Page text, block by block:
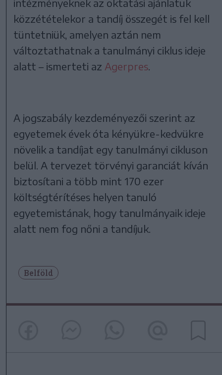
intézményeknek az oktatási ajánlatuk
közzétételekor a tandíj összegét is fel kell
tüntetniük, amelyen aztán nem
változtathatnak a tanulmányi ciklus ideje
alatt – ismerteti az Agerpres
A jogszabály kezdeményezői szerint az
egyetemek évek óta kényükre-kedvükre
növelik a tandíjat egy tanulmányi cikluson
belül. A tervezet törvényi garanciát kíván
biztosítani a több mint 170 ezer
költségtérítéses helyen tanuló
egyetemistának, hogy tanulmányaik ideje
alatt nem fog nőni a tandíjuk.
Belföld